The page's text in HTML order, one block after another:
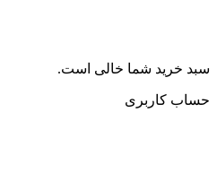
سبد خرید شما خالی است.
حساب کاربری